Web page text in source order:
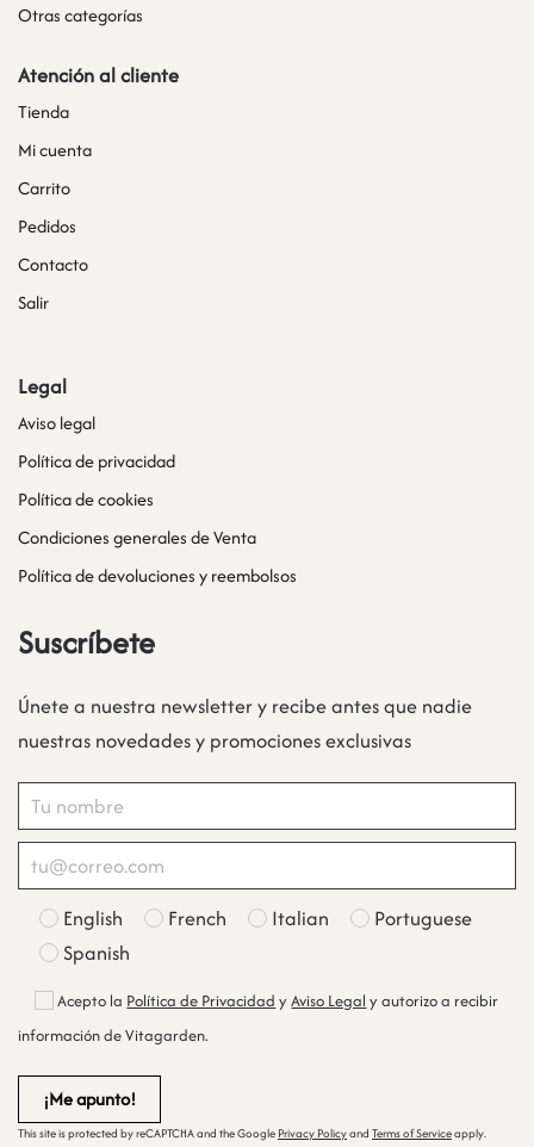
Otras categorías
Atención al cliente
Tienda
Mi cuenta
Carrito
Pedidos
Contacto
Salir
Legal
Aviso legal
Política de privacidad
Política de cookies
Condiciones generales de Venta
Política de devoluciones y reembolsos
Suscríbete
Únete a nuestra newsletter y recibe antes que nadie
nuestras novedades y promociones exclusivas
English French Italian
Portuguese
Spanish
Acepto la Política de Privacidad yAviso Legal y autorizo a recibir
información de Vitagarden.
This site is protected by reCAPTCHA and the Google Privacy Policyand Terms of Serviceapply.